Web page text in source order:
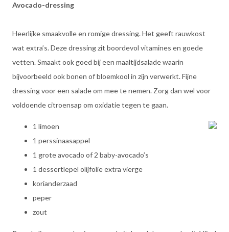
Avocado-dressing
Heerlijke smaakvolle en romige dressing. Het geeft rauwkost
wat extra’s. Deze dressing zit boordevol vitamines en goede
vetten. Smaakt ook goed bij een maaltijdsalade waarin
bijvoorbeeld ook bonen of bloemkool in zijn verwerkt. Fijne
dressing voor een salade om mee te nemen. Zorg dan wel voor
voldoende citroensap om oxidatie tegen te gaan.
1 limoen
1 perssinaasappel
1 grote avocado of 2 baby-avocado’s
1 dessertlepel olijfolie extra vierge
korianderzaad
peper
zout